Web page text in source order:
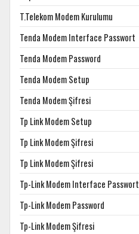
T.Telekom Modem Kurulumu
Tenda Modem Interface Passwort
Tenda Modem Password
Tenda Modem Setup
Tenda Modem Şifresi
Tp Link Modem Setup
Tp Link Modem Şifresi
Tp Link Modem Şifresi
Tp-Link Modem Interface Passwort
Tp-Link Modem Password
Tp-Link Modem Şifresi